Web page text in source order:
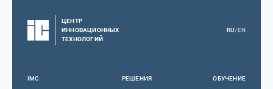
ЦЕНТР
ИННОВАЦИОННЫХ
ТЕХНОЛОГИЙ
RU/EN
IMC РЕШЕНИЯ ОБУЧЕНИЕ